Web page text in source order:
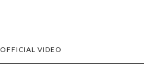
OFFICIAL VIDEO